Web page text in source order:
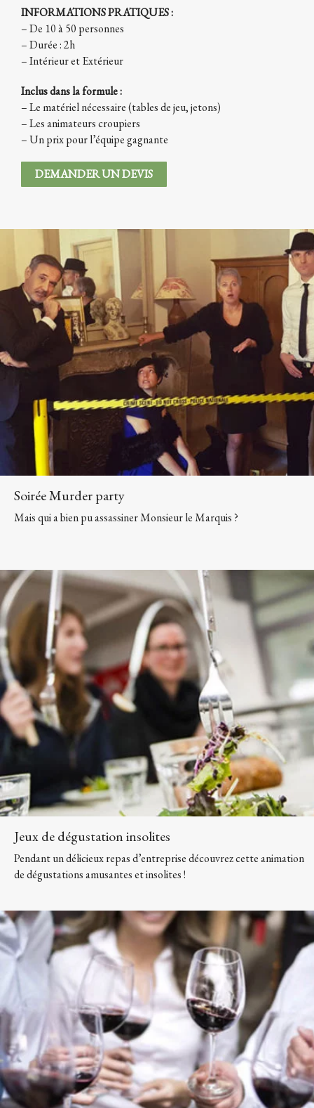
INFORMATIONS PRATIQUES :
– De 10 à 50 personnes
– Durée : 2h
– Intérieur et Extérieur
Inclus dans la formule :
– Le matériel nécessaire (tables de jeu, jetons)
– Les animateurs croupiers
– Un prix pour l’équipe gagnante
DEMANDER UN DEVIS
Soirée Murder party
Mais qui a bien pu assassiner Monsieur le Marquis ?
Jeux de dégustation insolites
Pendant un délicieux repas d’entreprise découvrez cette animation
de dégustations amusantes et insolites !